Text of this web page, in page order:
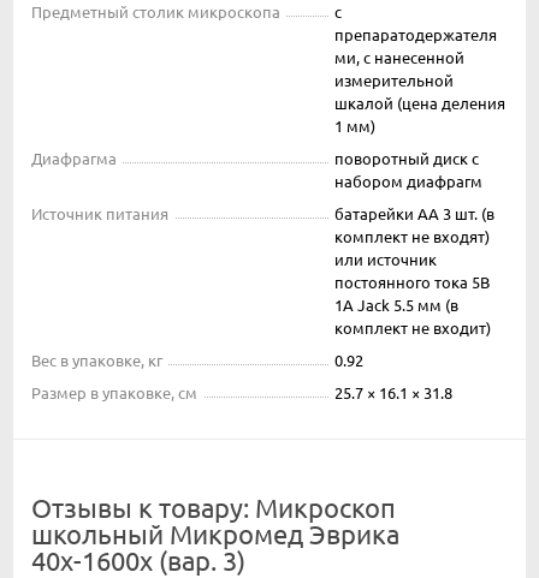
Предметный столик микроскопа
с
препаратодержателя
ми, с нанесенной
измерительной
шкалой (цена деления
1 мм)
Диафрагма
поворотный диск с
набором диафрагм
Источник питания
батарейки АА 3 шт. (в
комплект не входят)
или источник
постоянного тока 5В
1А Jack 5.5 мм (в
комплект не входит)
Вес в упаковке, кг
0.92
Размер в упаковке, см
25.7 × 16.1 × 31.8
Отзывы к товару: Микроскоп
школьный Микромед Эврика
40х-1600х (вар. 3)